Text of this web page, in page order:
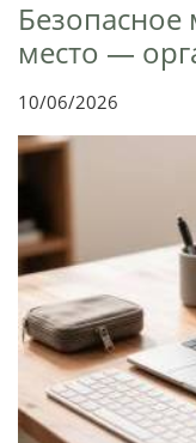
место —
10/06/2026